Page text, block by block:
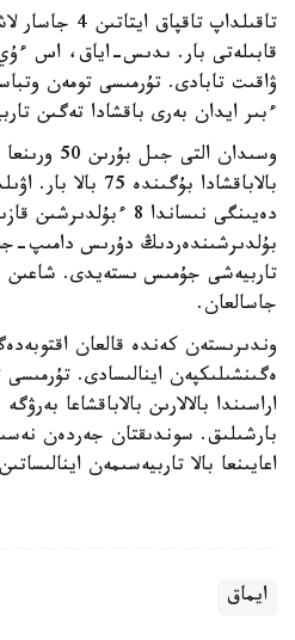
تاقىلداپ
قابىلەتى بار. ىدىس-اياق، اس ءۇي
ۋاقىت تابادى. تۇرمىسى تومەن
ءبىر ايدان بەرى باقشادا تەگىن
وسىدان التى
بالاباقشادا
دەيىنگى نىساندا 8
تاربيەشى جۇمىس ىستەيدى. شاعىن
جاسالعان.
وندىرىستەن كەندە قالعان
ەگىنشىلىكپەن اينالىسادى.
اراسىندا بالالارىن بالاباقشاعا
بارشىلىق. سوندىقتان جەردەن
اعايىنعا بالا تاربيەسىمەن
ايماق